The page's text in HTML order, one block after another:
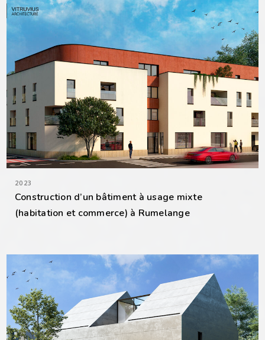
2023
Construction d’un bâtiment à usage mixte
(habitation et commerce) à Rumelange